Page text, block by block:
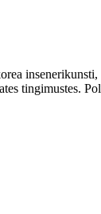
insenerikunsti,
tingimustes.